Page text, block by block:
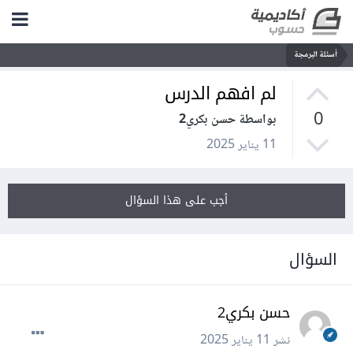
أسئلة البرمجة
0
لم افهم الدرس
بواسطة حسن بكري2
11 يناير 2025
أجب على هذا السؤال
السؤال
حسن بكري2
نشر11 يناير 2025